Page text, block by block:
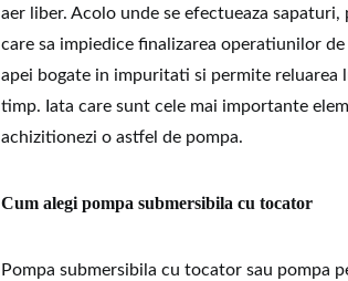
aer liber. Acolo unde se efectueaza
care sa impiedice finalizarea operatiunilor
apei bogate in impuritati si permite
timp. Iata care sunt cele mai importante
achizitionezi o astfel de pompa.
Cum alegi pompa submersibila cu tocator
Pompa submersibila cu tocator sau pompa